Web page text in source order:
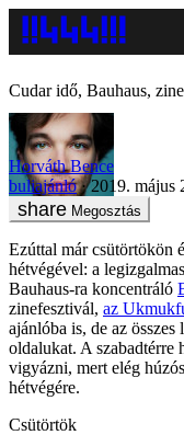
Cudar idő, Bauhaus,
Horváth Bence
buliajánló
2019. május
Megosztás
Ezúttal már csütörtökön
hétvégével: a
Bauhaus-ra koncentráló
zinefesztivál, az
ajánlóba is, de az összes
oldalukat. A szabadtérre
vigyázni, mert elég
hétvégére.
Csütörtök